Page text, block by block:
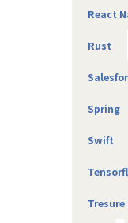
・アーキテクト（ス
・幅広い業種、業態
・技術に特化したキ
React
Rust
Spring
Swift